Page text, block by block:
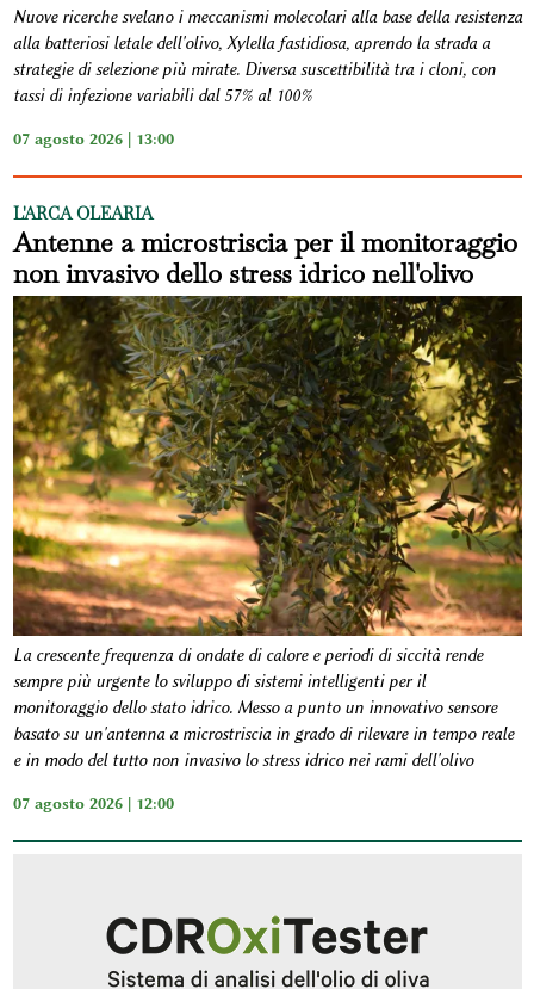
Nuove ricerche svelano i meccanismi molecolari alla base della resistenza
alla batteriosi letale dell'olivo, Xylella fastidiosa, aprendo la strada a
strategie di selezione più mirate. Diversa suscettibilità tra i cloni, con
tassi di infezione variabili dal 57% al 100%
07 agosto 2026 | 13:00
L'ARCA OLEARIA
Antenne a microstriscia per il monitoraggio
non invasivo dello stress idrico nell'olivo
La crescente frequenza di ondate di calore e periodi di siccità rende
sempre più urgente lo sviluppo di sistemi intelligenti per il
monitoraggio dello stato idrico. Messo a punto un innovativo sensore
basato su un'antenna a microstriscia in grado di rilevare in tempo reale
e in modo del tutto non invasivo lo stress idrico nei rami dell'olivo
07 agosto 2026 | 12:00